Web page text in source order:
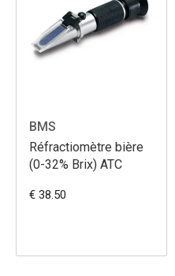
BMS
Réfractiomètre bière
(0-32% Brix) ATC
€ 38.50